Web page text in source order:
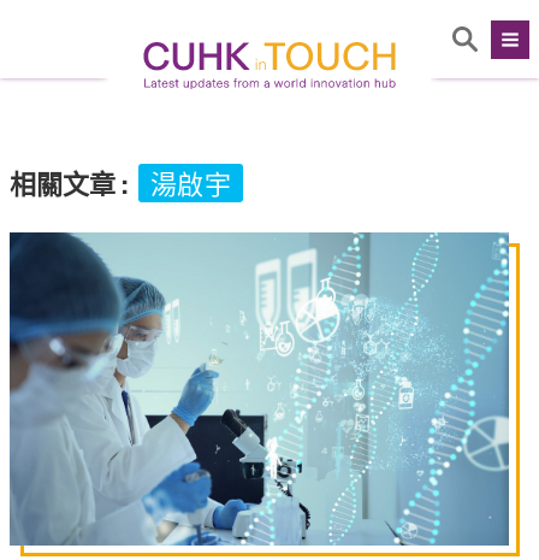
相關文章: 湯啟宇